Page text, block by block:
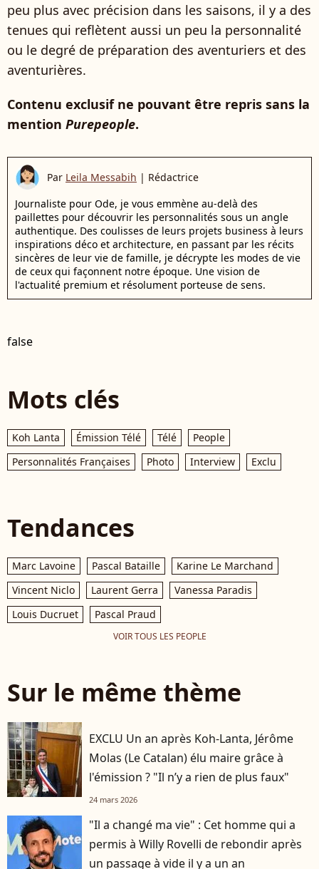
peu plus avec précision dans les saisons, il y a des
tenues qui reflètent aussi un peu la personnalité
ou le degré de préparation des aventuriers et des
aventurières.
Contenu exclusif ne pouvant être repris sans la
mention Purepeople.
Par Leila Messabih | Rédactrice
Journaliste pour Ode, je vous emmène au-delà des
paillettes pour découvrir les personnalités sous un angle
authentique. Des coulisses de leurs projets business à leurs
inspirations déco et architecture, en passant par les récits
sincères de leur vie de famille, je décrypte les modes de vie
de ceux qui façonnent notre époque. Une vision de
l'actualité premium et résolument porteuse de sens.
false
Mots clés
Koh Lanta Émission Télé Télé
People
Personnalités Françaises
Photo Interview Exclu
Tendances
Marc Lavoine Pascal Bataille
Karine Le Marchand
Vincent Niclo
Laurent Gerra
Vanessa Paradis
Louis Ducruet
Pascal Praud
VOIR TOUS LES PEOPLE
Sur le même thème
EXCLU Un an après Koh-Lanta, Jérôme
Molas (Le Catalan) élu maire grâce à
l'émission ? "Il n’y a rien de plus faux"
24 mars 2026
"Il a changé ma vie" : Cet homme qui a
permis à Willy Rovelli de rebondir après
un passage à vide il y a un an